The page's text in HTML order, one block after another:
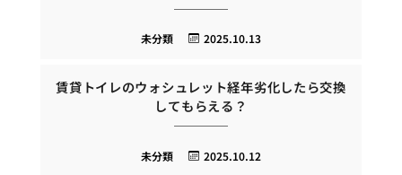
2025.10.13
未分類
賃貸トイレのウォシュレット経年劣化したら交換
してもらえる？
2025.10.12
未分類